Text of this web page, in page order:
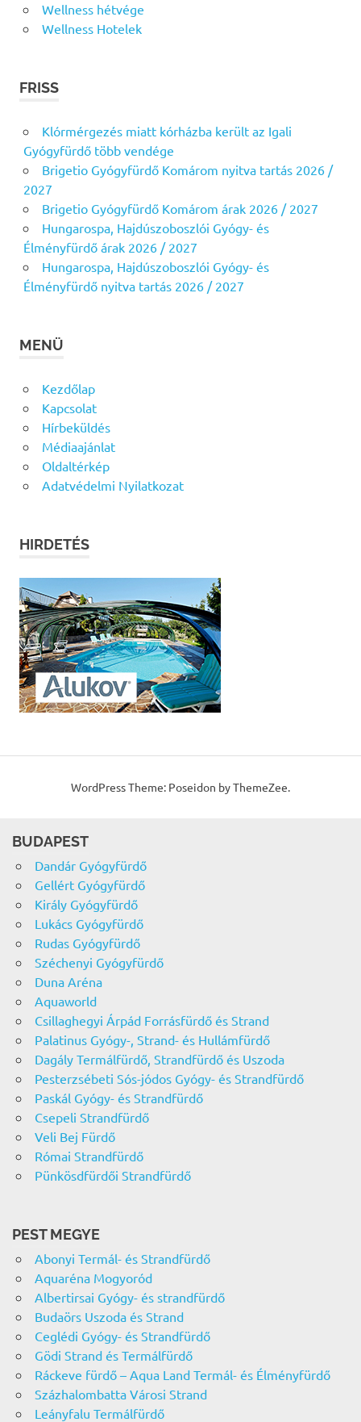
Wellness hétvége
Wellness Hotelek
FRISS
Klórmérgezés miatt kórházba került az Igali
Gyógyfürdő több vendége
Brigetio Gyógyfürdő Komárom nyitva tartás 2026 /
2027
Brigetio Gyógyfürdő Komárom árak 2026 / 2027
Hungarospa, Hajdúszoboszlói Gyógy- és
Élményfürdő árak 2026 / 2027
Hungarospa, Hajdúszoboszlói Gyógy- és
Élményfürdő nyitva tartás 2026 / 2027
MENÜ
Kezdőlap
Kapcsolat
Hírbeküldés
Médiaajánlat
Oldaltérkép
Adatvédelmi Nyilatkozat
HIRDETÉS
WordPress Theme: Poseidon by ThemeZee.
BUDAPEST
Dandár Gyógyfürdő
Gellért Gyógyfürdő
Király Gyógyfürdő
Lukács Gyógyfürdő
Rudas Gyógyfürdő
Széchenyi Gyógyfürdő
Duna Aréna
Aquaworld
Csillaghegyi Árpád Forrásfürdő és Strand
Palatinus Gyógy-, Strand- és Hullámfürdő
Dagály Termálfürdő, Strandfürdő és Uszoda
Pesterzsébeti Sós-jódos Gyógy- és Strandfürdő
Paskál Gyógy- és Strandfürdő
Csepeli Strandfürdő
Veli Bej Fürdő
Római Strandfürdő
Pünkösdfürdői Strandfürdő
PEST MEGYE
Abonyi Termál- és Strandfürdő
Aquaréna Mogyoród
Albertirsai Gyógy- és strandfürdő
Budaörs Uszoda és Strand
Ceglédi Gyógy- és Strandfürdő
Gödi Strand és Termálfürdő
Ráckeve fürdő – Aqua Land Termál- és Élményfürdő
Százhalombatta Városi Strand
Leányfalu Termálfürdő